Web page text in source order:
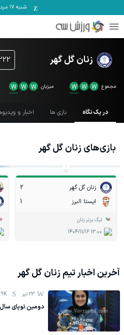
شنبه ۱۷ مرداد
زنان گل گهر
در یک نگاه بازی ها اخبار و
مجموع W
W
W میزبان W
W
W
بازی‌های زنان گل گهر
زنان گل گهر
2
ایستا البرز
1
لیگ برتر زنان
1404/11/16 13:00
آخرین اخبار تیم زنان گل گهر
23 تیر
دومین توپای